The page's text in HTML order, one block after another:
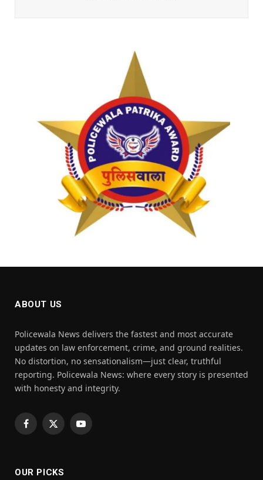
ABOUT US
Policewala News delivers the fastest and most accurate
updates on law enforcement, crime, and ground realities.
No distortion, no sensationalism—just clear, truthful
reporting. Policewala News: where every story is presented
with honesty and integrity.
Facebook
X
YouTube
OUR PICKS